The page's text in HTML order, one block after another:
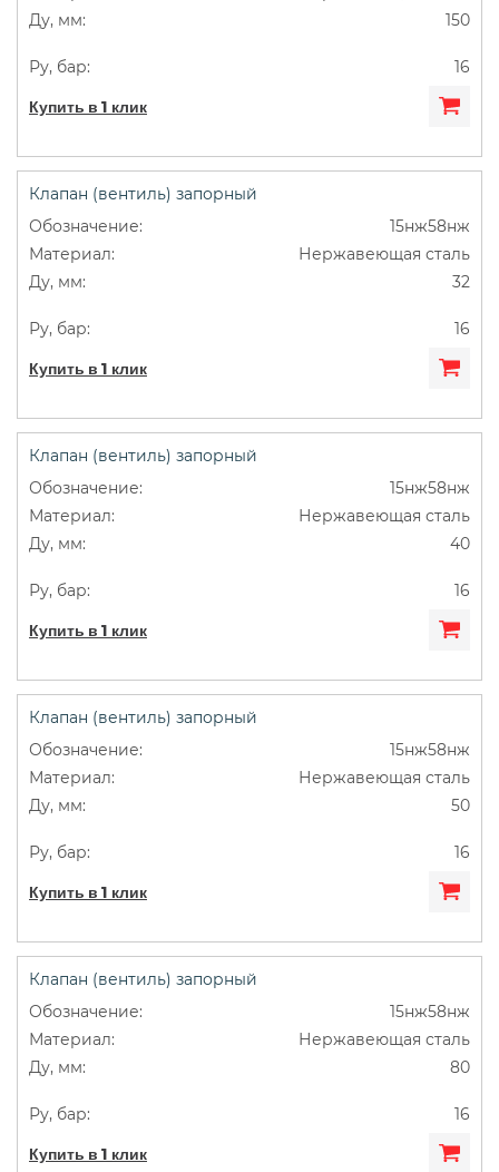
150
16
Купить в 1 клик
Клапан (вентиль) запорный
15нж58нж
Нержавеющая сталь
32
16
Купить в 1 клик
Клапан (вентиль) запорный
15нж58нж
Нержавеющая сталь
40
16
Купить в 1 клик
Клапан (вентиль) запорный
15нж58нж
Нержавеющая сталь
50
16
Купить в 1 клик
Клапан (вентиль) запорный
15нж58нж
Нержавеющая сталь
80
16
Купить в 1 клик